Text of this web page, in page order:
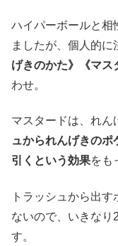
ハイパーボールと相
ましたが、個人的に
げきのかた》《マス
わせ。
マスタードは、れん
ュかられんげきの
引くという効果をも
トラッシュから出
ないので、いきなり
す。